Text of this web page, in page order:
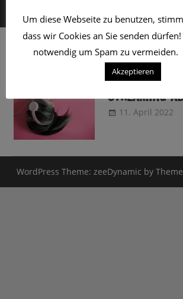
MENÜ
SCHLAGWORT:SUCHMASCHINE
MUSIK
STREAMING-
11. April 2022
WordPress Theme: zeeDynamic by
Um diese Webseite zu benutzen,
dass wir Cookies an Sie senden
notwendig um Spam zu vermeiden.
Akzeptieren